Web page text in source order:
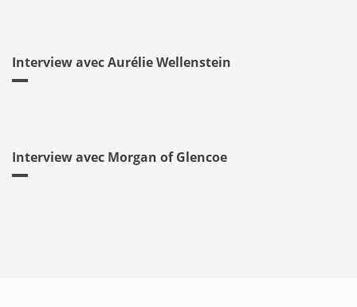
Interview avec Aurélie Wellenstein
Interview avec Morgan of Glencoe